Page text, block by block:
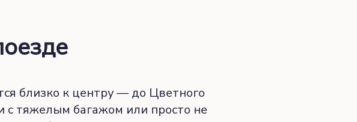
близко к центру — до Цветного
с тяжелым багажом или просто не